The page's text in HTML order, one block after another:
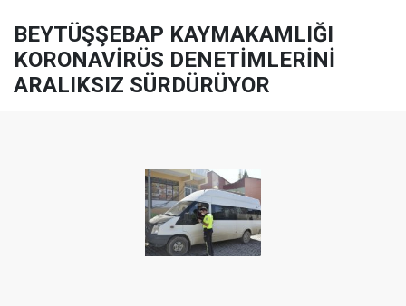
BEYTÜŞŞEBAP KAYMAKAMLIĞI
KORONAVİRÜS DENETİMLERİNİ
ARALIKSIZ SÜRDÜRÜYOR